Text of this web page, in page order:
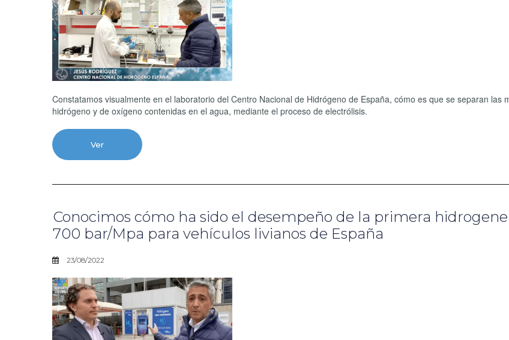
Constatamos visualmente en el laboratorio del Centro Nacional de Hidrógeno de España, cómo es que se separan las
hidrógeno y de oxígeno contenidas en el agua, mediante el proceso de electrólisis.
Ver
Conocimos cómo ha sido el desempeño de la primera
700 bar/Mpa para vehículos livianos de España
23/08/2022